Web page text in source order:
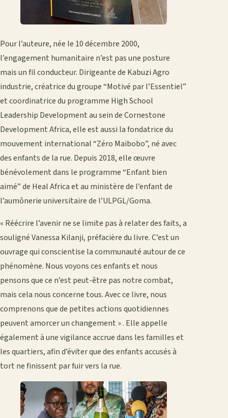
Pour l’auteure, née le 10 décembre 2000,
l’engagement humanitaire n’est pas une posture
mais un fil conducteur. Dirigeante de Kabuzi Agro
industrie, créatrice du groupe “Motivé par l’Essentiel”
et coordinatrice du programme High School
Leadership Development au sein de Cornestone
Development Africa, elle est aussi la fondatrice du
mouvement international “Zéro Maibobo”, né avec
des enfants de la rue. Depuis 2018, elle œuvre
bénévolement dans le programme “Enfant bien
aimé” de Heal Africa et au ministère de l’enfant de
l’aumônerie universitaire de l’ULPGL/Goma.
« Réécrire l’avenir ne se limite pas à relater des faits, a
souligné Vanessa Kilanji, préfacière du livre. C’est un
ouvrage qui conscientise la communauté autour de ce
phénomène. Nous voyons ces enfants et nous
pensons que ce n’est peut-être pas notre combat,
mais cela nous concerne tous. Avec ce livre, nous
comprenons que de petites actions quotidiennes
peuvent amorcer un changement » . Elle appelle
également à une vigilance accrue dans les familles et
les quartiers, afin d’éviter que des enfants accusés à
tort ne finissent par fuir vers la rue.